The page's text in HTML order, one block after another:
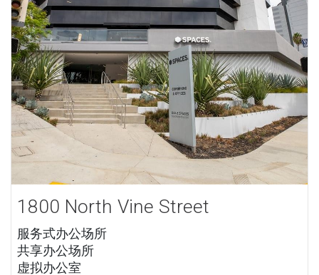
1800 North Vine Street
服务式办公场所
共享办公场所
虚拟办公室